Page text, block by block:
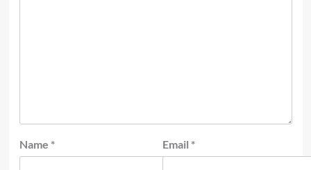
Name * Email *